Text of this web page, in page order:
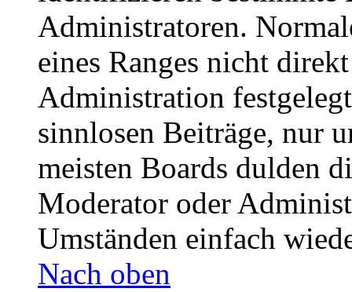
Administratoren.
eines Ranges nicht
Administration
sinnlosen Beiträge, nur
meisten Boards dulden
Moderator oder
Umständen einfach
Nach oben